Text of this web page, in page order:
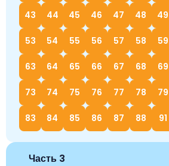
43 44 45 46 47 48 49
53 54 55 56 57 58 59
63 64 65 66 67 68 69
73 74 75 76 77 78 79
83 84 85 86 87 88 91
Часть 3